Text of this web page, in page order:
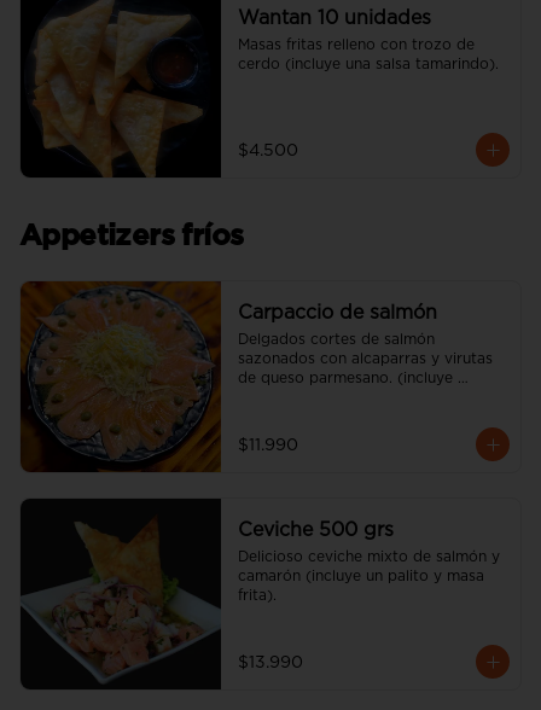
Wantan 10 unidades
Masas fritas relleno con trozo de
cerdo (incluye una salsa tamarindo).
$4.500
Appetizers fríos
Carpaccio de salmón
Delgados cortes de salmón
sazonados con alcaparras y virutas
de queso parmesano. (incluye
$11.990
Ceviche 500 grs
Delicioso ceviche mixto de salmón y
camarón (incluye un palito y masa
frita).
$13.990